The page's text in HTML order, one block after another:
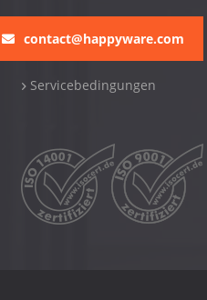
contact@happyware.com
Servicebedingungen